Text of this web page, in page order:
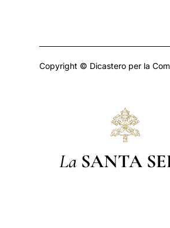
Copyright © Dicastero per la
La SANTA